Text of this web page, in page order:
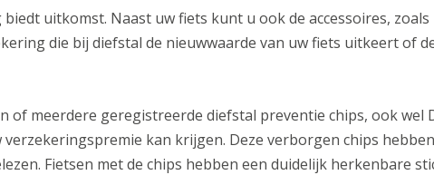
uitkomst. Naast uw fiets kunt u ook de accessoires,
die bij diefstal de nieuwwaarde van uw fiets uitkeert of
of meerdere geregistreerde diefstal preventie chips, ook
kan krijgen. Deze verborgen chips
Fietsen met de chips hebben een duidelijk herkenbare